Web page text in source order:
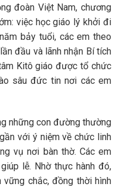
đoàn Việt Nam, chương
việc học giáo lý khởi đi
bảy tuổi, các em theo
đầu và lãnh nhận Bí tích
Kitô giáo được tổ chức
sâu đức tin nơi các em
những con đường thường
với ý niệm về chức linh
vụ nơi bàn thờ. Các em
lễ. Nhờ thực hành đó,
chắc, đồng thời hình